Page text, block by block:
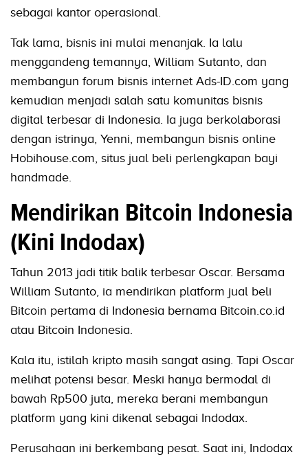
sebagai kantor operasional.
Tak lama, bisnis ini mulai menanjak. Ia lalu
menggandeng temannya, William Sutanto, dan
membangun forum bisnis internet Ads-ID.com yang
kemudian menjadi salah satu komunitas bisnis
digital terbesar di Indonesia. Ia juga berkolaborasi
dengan istrinya, Yenni, membangun bisnis online
Hobihouse.com, situs jual beli perlengkapan bayi
handmade.
Mendirikan Bitcoin Indonesia
(Kini Indodax)
Tahun 2013 jadi titik balik terbesar Oscar. Bersama
William Sutanto, ia mendirikan platform jual beli
Bitcoin pertama di Indonesia bernama Bitcoin.co.id
atau Bitcoin Indonesia.
Kala itu, istilah kripto masih sangat asing. Tapi Oscar
melihat potensi besar. Meski hanya bermodal di
bawah Rp500 juta, mereka berani membangun
platform yang kini dikenal sebagai Indodax.
Perusahaan ini berkembang pesat. Saat ini, Indodax